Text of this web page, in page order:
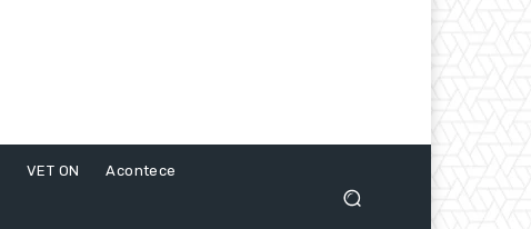
VET ON Acontece